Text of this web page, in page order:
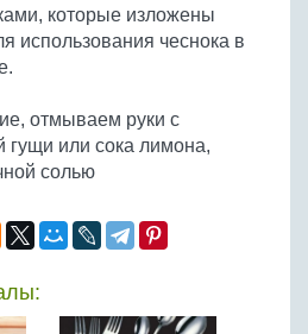
которые изложены
использования чеснока в
отмываем руки с
или сока лимона,
солью